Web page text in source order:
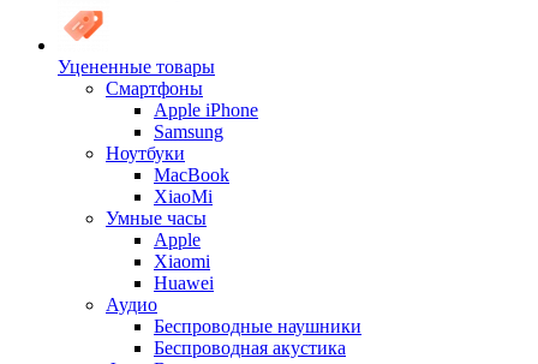
Уцененные товары
Cмартфоны
Apple iPhone
Samsung
Ноутбуки
MacBook
XiaoMi
Умные часы
Apple
Xiaomi
Huawei
Аудио
Беспроводные наушники
Беспроводная акустика